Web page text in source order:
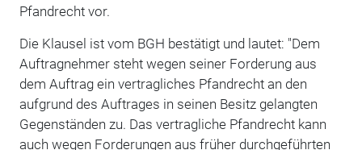
Pfandrecht vor.
Die Klausel ist vom BGH bestätigt und lautet: "Dem
Auftragnehmer steht wegen seiner Forderung aus
dem Auftrag ein vertragliches Pfandrecht an den
aufgrund des Auftrages in seinen Besitz gelangten
Gegenständen zu. Das vertragliche Pfandrecht kann
auch wegen Forderungen aus früher durchgeführten